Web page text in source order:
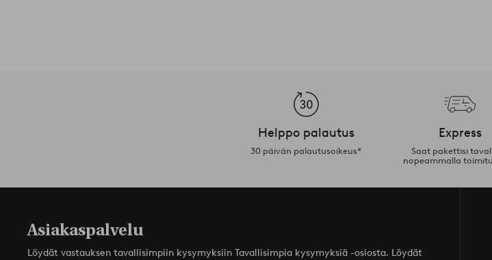
Helppo palautus
30 päivän palautusoikeus*
Express
Saat pakettisi
nopeammalla
Asiakaspalvelu
Löydät vastauksen tavallisimpiin kysymyksiin Tavallisimpia kysymyksiä -osiosta. Löydät